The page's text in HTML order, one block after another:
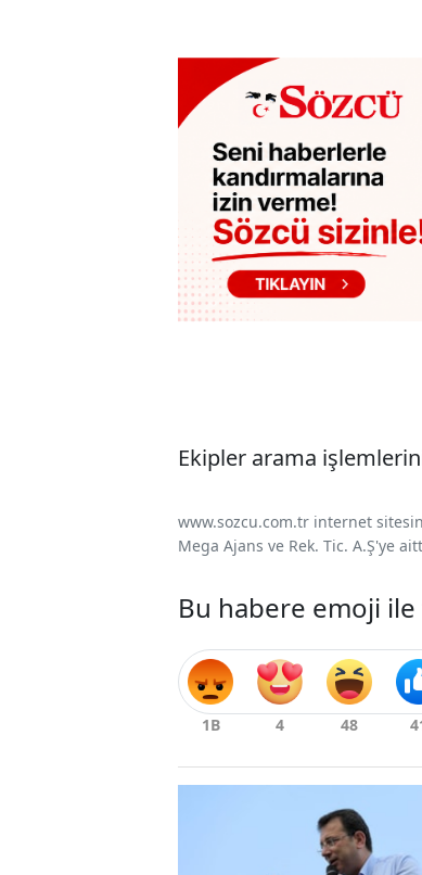
Ekipler arama
www.sozcu.com.tr internet
Mega Ajans ve Rek. Tic. A.Ş'ye
Bu habere emoji